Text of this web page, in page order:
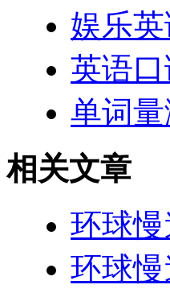
娱乐
英语
单词
相关文章
环球
环球